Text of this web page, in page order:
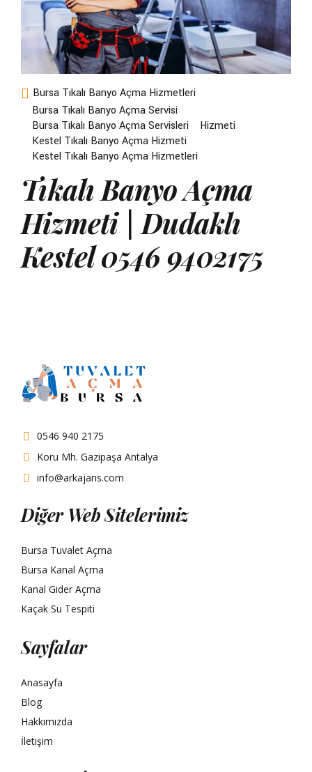
Bursa Tıkalı Banyo Açma Hizmetleri
Bursa Tıkalı Banyo Açma Servisi
Bursa Tıkalı Banyo Açma Servisleri
Hizmeti
Kestel Tıkalı Banyo Açma Hizmeti
Kestel Tıkalı Banyo Açma Hizmetleri
Tıkalı Banyo Açma
Hizmeti | Dudaklı
Kestel 0546 9402175
0546 940 2175
Koru Mh. Gazipaşa Antalya
info@arkajans.com
Diğer Web Sitelerimiz
Bursa Tuvalet Açma
Bursa Kanal Açma
Kanal Gider Açma
Kaçak Su Tespiti
Sayfalar
Anasayfa
Blog
Hakkımızda
İletişim